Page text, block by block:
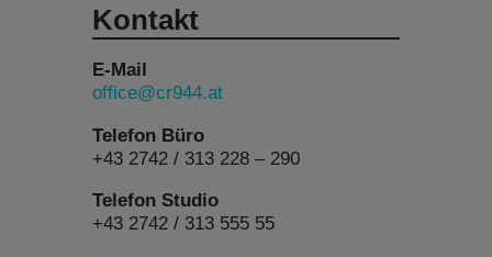
Kontakt
E-Mail
office@cr944.at
Telefon Büro
+43 2742 / 313 228 – 290
Telefon Studio
+43 2742 / 313 555 55